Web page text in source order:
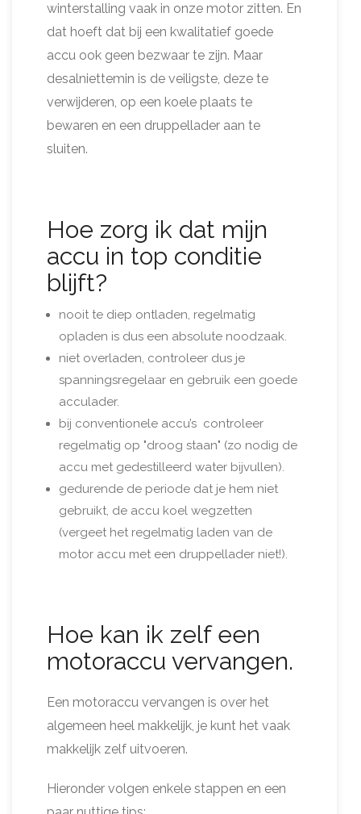
winterstalling vaak in onze motor zitten. En
dat hoeft dat bij een kwalitatief goede
accu ook geen bezwaar te zijn. Maar
desalniettemin is de veiligste, deze te
verwijderen, op een koele plaats te
bewaren en een druppellader aan te
sluiten.
Hoe zorg ik dat mijn
accu in top conditie
blijft?
nooit te diep ontladen, regelmatig
opladen is dus een absolute noodzaak.
niet overladen, controleer dus je
spanningsregelaar en gebruik een goede
acculader.
bij conventionele accu’s controleer
regelmatig op "droog staan" (zo nodig de
accu met gedestilleerd water bijvullen).
gedurende de periode dat je hem niet
gebruikt, de accu koel wegzetten
(vergeet het regelmatig laden van de
motor accu met een druppellader niet!).
Hoe kan ik zelf een
motoraccu vervangen.
Een motoraccu vervangen is over het
algemeen heel makkelijk, je kunt het vaak
makkelijk zelf uitvoeren.
Hieronder volgen enkele stappen en een